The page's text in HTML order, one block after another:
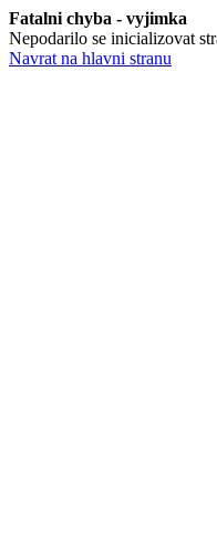
Fatalni chyba - vyjimka
Nepodarilo se inicializovat
Navrat na hlavni stranu